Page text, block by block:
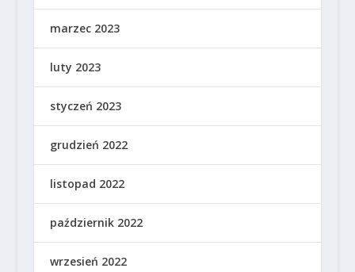
marzec 2023
luty 2023
styczeń 2023
grudzień 2022
listopad 2022
październik 2022
wrzesień 2022